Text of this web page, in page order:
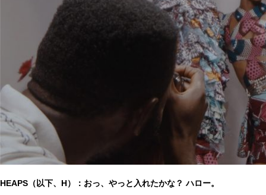
HEAPS（以下、H）：おっ、やっと入れたかな？ ハロー。